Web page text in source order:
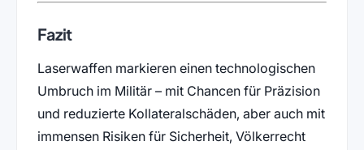
Fazit
Laserwaffen markieren einen technologischen
Umbruch im Militär – mit Chancen für Präzision
und reduzierte Kollateralschäden, aber auch mit
immensen Risiken für Sicherheit, Völkerrecht